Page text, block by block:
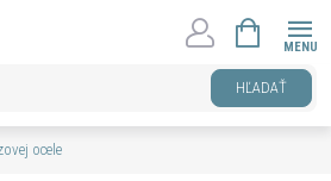
HĽADAŤ
KOŠÍK
ocele